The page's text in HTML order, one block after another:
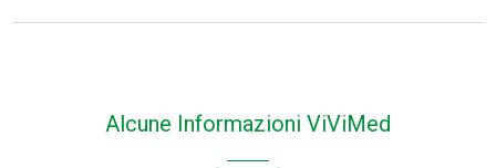
Alcune Informazioni ViViMed